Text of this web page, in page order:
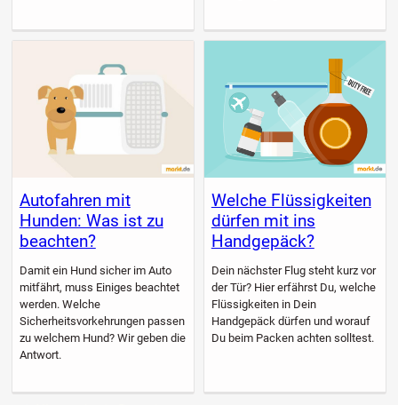
Autofahren mit
Hunden: Was ist zu
beachten?
Damit ein Hund sicher im Auto
mitfährt, muss Einiges beachtet
werden. Welche
Sicherheitsvorkehrungen passen
zu welchem Hund? Wir geben die
Antwort.
Welche Flüssigkeiten
dürfen mit ins
Handgepäck?
Dein nächster Flug steht kurz vor
der Tür? Hier erfährst Du, welche
Flüssigkeiten in Dein
Handgepäck dürfen und worauf
Du beim Packen achten solltest.